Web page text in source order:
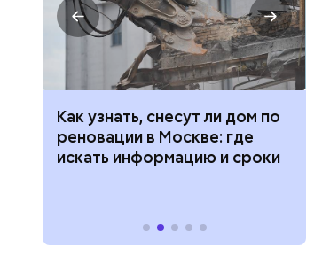
Как узнать, снесут ли дом по
реновации в Москве: где
искать информацию и сроки